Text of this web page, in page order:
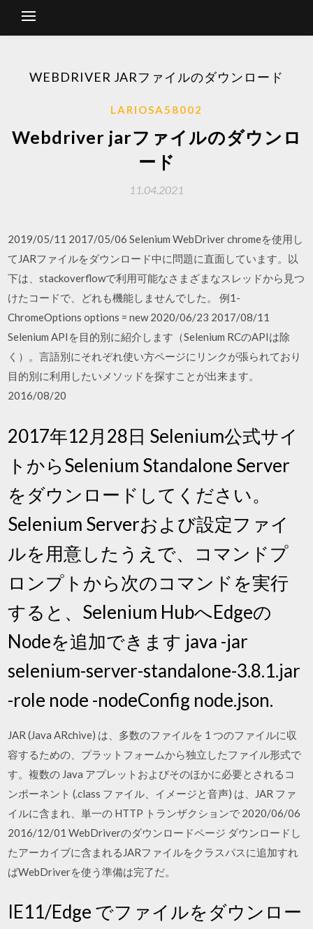
WEBDRIVER JARファイルのダウンロード
LARIOSA58002
Webdriver jarファイルのダウンロ
ード
11.04.2021
2019/05/11 2017/05/06 Selenium WebDriver chromeを使用し
てJARファイルをダウンロード中に問題に直面しています。以
下は、stackoverflowで利用可能なさまざまなスレッドから見つ
けたコードで、どれも機能しませんでした。 例1-
ChromeOptions options = new 2020/06/23 2017/08/11
Selenium APIを目的別に紹介します（Selenium RCのAPIは除
く）。言語別にそれぞれ使い方ページにリンクが張られており
目的別に利用したいメソッドを探すことが出来ます。
2016/08/20
2017年12月28日 Selenium公式サイ
トからSelenium Standalone Server
をダウンロードしてください。
Selenium Serverおよび設定ファイ
ルを用意したうえで、コマンドプ
ロンプトから次のコマンドを実行
すると、Selenium HubへEdgeの
Nodeを追加できます java -jar
selenium-server-standalone-3.8.1.jar
-role node -nodeConfig node.json.
JAR (Java ARchive) は、多数のファイルを 1 つのファイルに収
容するための、プラットフォームから独立したファイル形式で
す。複数の Java アプレットおよびそのほかに必要とされるコ
ンポーネント (.class ファイル、イメージと音声) は、JAR ファ
イルに含まれ、単一の HTTP トランザクションで 2020/06/06
2016/12/01 WebDriverのダウンロードページ ダウンロードし
たアーカイブに含まれるJARファイルをクラスパスに追加すれ
ばWebDriverを使う準備は完了だ。
IE11/Edge でファイルをダウンロー